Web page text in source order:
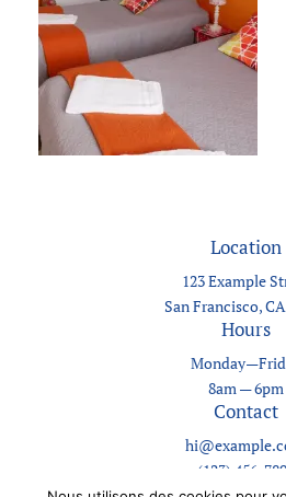
Location
123 Example
San Francisco,
Hours
8am — 6pm
Contact
(123) 456-